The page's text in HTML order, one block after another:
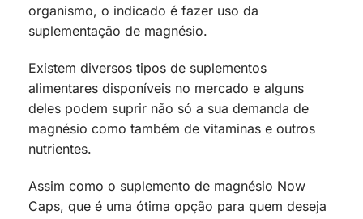
organismo, o indicado é fazer uso da
suplementação de magnésio.
Existem diversos tipos de suplementos
alimentares disponíveis no mercado e alguns
deles podem suprir não só a sua demanda de
magnésio como também de vitaminas e outros
nutrientes.
Assim como o suplemento de magnésio Now
Caps, que é uma ótima opção para quem deseja